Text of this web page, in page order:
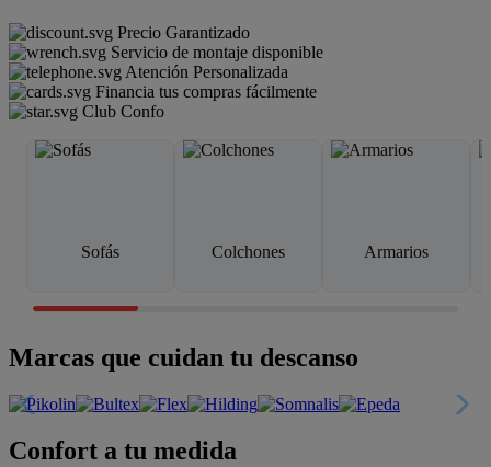
Precio Garantizado
Servicio de montaje disponible
Atención Personalizada
Financia tus compras fácilmente
Club Confo
Sofás Colchones Armarios
Marcas que cuidan tu descanso
Confort a tu medida